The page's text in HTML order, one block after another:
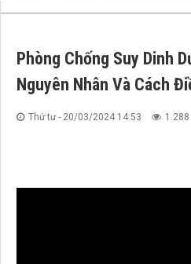
Phòng Chống Suy Dinh
Nguyên Nhân Và Cách
Thứ tư - 20/03/2024 14:53 1.288